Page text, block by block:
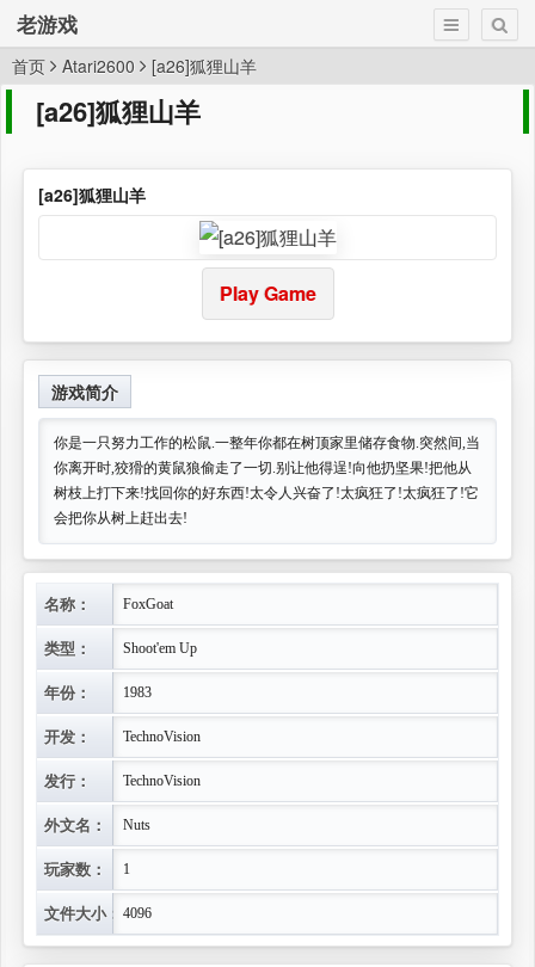
老游戏
首页 Atari2600 [a26]狐狸山羊
[a26]狐狸山羊
[a26]狐狸山羊
Play Game
游戏简介
你是一只努力工作的松鼠.一整年你都在树顶家里储存食物.突然间,当
你离开时,狡猾的黄鼠狼偷走了一切.别让他得逞!向他扔坚果!把他从
树枝上打下来!找回你的好东西!太令人兴奋了!太疯狂了!太疯狂了!它
会把你从树上赶出去!
名称： FoxGoat
类型： Shoot'em Up
年份： 1983
开发： TechnoVision
发行： TechnoVision
外文名： Nuts
玩家数： 1
文件大小： 4096